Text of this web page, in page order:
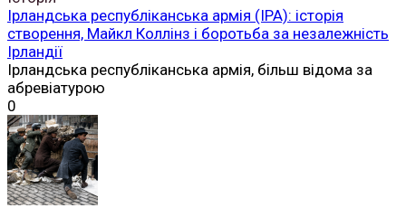
Ірландська республіканська армія (ІРА): історія
створення, Майкл Коллінз і боротьба за незалежність
Ірландії
Ірландська республіканська армія, більш відома за
абревіатурою
0